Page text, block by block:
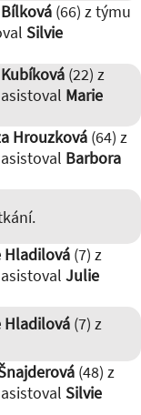
(66) z týmu
Silvie
(22) z
Marie
Hrouzková(64) z
Barbora
Hladilová(7) z
Julie
Hladilová(7) z
(48) z
Silvie